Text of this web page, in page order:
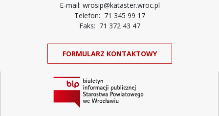
E-mail: wrosip@kataster.wroc.pl
Telefon: 71 345 99 17
Faks: 71 372 43 47
FORMULARZ KONTAKTOWY